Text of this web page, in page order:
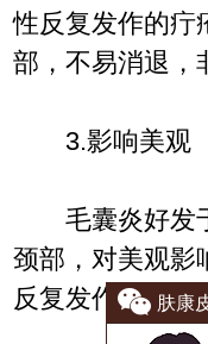
性反复发作的疔
部，不易消退，
3.影响美观
毛囊炎好发于
颈部，对美观影
反复发作，给患
肤康